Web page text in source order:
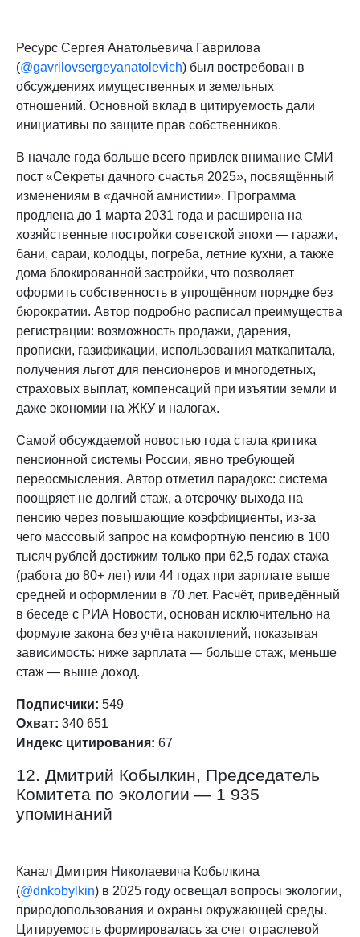
Ресурс Сергея Анатольевича Гаврилова
(@gavrilovsergeyanatolevich) был востребован в
обсуждениях имущественных и земельных
отношений. Основной вклад в цитируемость дали
инициативы по защите прав собственников.
В начале года больше всего привлек внимание СМИ
пост «Секреты дачного счастья 2025», посвящённый
изменениям в «дачной амнистии». Программа
продлена до 1 марта 2031 года и расширена на
хозяйственные постройки советской эпохи — гаражи,
бани, сараи, колодцы, погреба, летние кухни, а также
дома блокированной застройки, что позволяет
оформить собственность в упрощённом порядке без
бюрократии. Автор подробно расписал преимущества
регистрации: возможность продажи, дарения,
прописки, газификации, использования маткапитала,
получения льгот для пенсионеров и многодетных,
страховых выплат, компенсаций при изъятии земли и
даже экономии на ЖКУ и налогах.​
Самой обсуждаемой новостью года стала критика
пенсионной системы России, явно требующей
переосмысления. Автор отметил парадокс: система
поощряет не долгий стаж, а отсрочку выхода на
пенсию через повышающие коэффициенты, из-за
чего массовый запрос на комфортную пенсию в 100
тысяч рублей достижим только при 62,5 годах стажа
(работа до 80+ лет) или 44 годах при зарплате выше
средней и оформлении в 70 лет. Расчёт, приведённый
в беседе с РИА Новости, основан исключительно на
формуле закона без учёта накоплений, показывая
зависимость: ниже зарплата — больше стаж, меньше
стаж — выше доход.​
Подписчики: 549
Охват: 340 651
Индекс цитирования: 67
12. Дмитрий Кобылкин, Председатель
Комитета по экологии — 1 935
упоминаний
Канал Дмитрия Николаевича Кобылкина
(@dnkobylkin) в 2025 году освещал вопросы экологии,
природопользования и охраны окружающей среды.
Цитируемость формировалась за счет отраслевой